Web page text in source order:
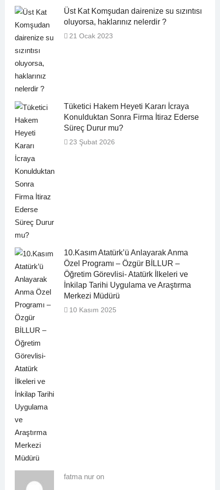
Üst Kat Komşudan dairenize su sızıntısı
oluyorsa, haklarınız nelerdir ?
21 Ocak 2023
Tüketici Hakem Heyeti Kararı İcraya
Konulduktan Sonra Firma İtiraz Ederse
Süreç Durur mu?
23 Şubat 2026
10.Kasım Atatürk’ü Anlayarak Anma
Özel Programı – Özgür BİLLUR –
Öğretim Görevlisi- Atatürk İlkeleri ve
İnkilap Tarihi Uygulama ve Araştırma
Merkezi Müdürü
10 Kasım 2025
fatma nur on